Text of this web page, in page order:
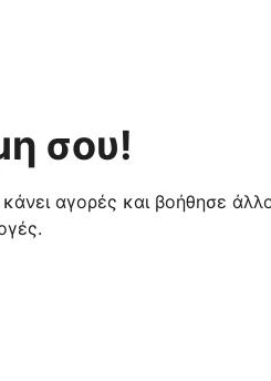
σου!
αγορές και βοήθησε